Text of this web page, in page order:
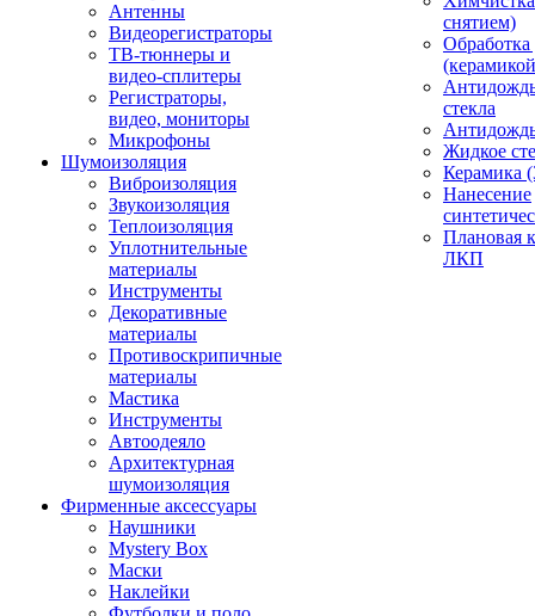
Антенны
Видеорегистраторы
ТВ-тюннеры и
видео-сплитеры
Регистраторы,
видео, мониторы
Микрофоны
Шумоизоляция
Виброизоляция
Звукоизоляция
Теплоизоляция
Уплотнительные
материалы
Инструменты
Декоративные
материалы
Противоскрипичные
материалы
Мастика
Инструменты
Автоодеяло
Архитектурная
шумоизоляция
Фирменные аксессуары
Наушники
Mystery Box
Маски
Наклейки
снятием)
Обработка
стекла
Жидкое
Керамика
Нанесение
Плановая
ЛКП